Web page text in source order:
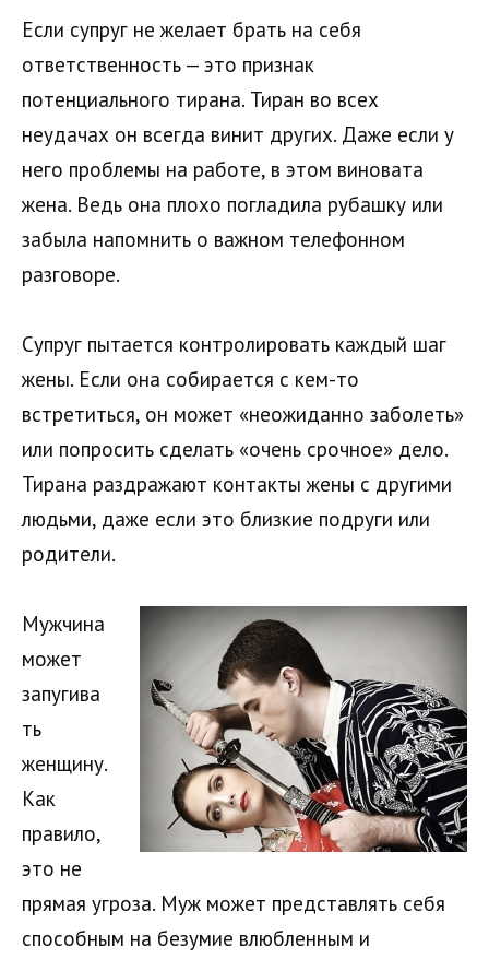
Если супруг не желает брать на себя
ответственность — это признак
потенциального тирана. Тиран во всех
неудачах он всегда винит других. Даже если у
него проблемы на работе, в этом виновата
жена. Ведь она плохо погладила рубашку или
забыла напомнить о важном телефонном
разговоре.
Супруг пытается контролировать каждый шаг
жены. Если она собирается с кем-то
встретиться, он может «неожиданно заболеть»
или попросить сделать «очень срочное» дело.
Тирана раздражают контакты жены с другими
людьми, даже если это близкие подруги или
родители.
Мужчина
может
запугива
ть
женщину.
Как
правило,
это не
прямая угроза. Муж может представлять себя
способным на безумие влюбленным и